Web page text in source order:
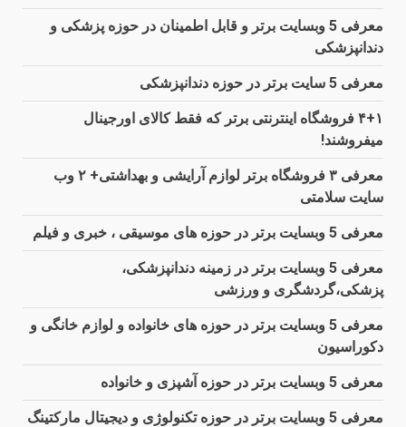
معرفی 5 وبسایت برتر و قابل اطمینان در حوزه پزشکی و
دندانپزشکی
معرفی 5 سایت برتر در حوزه دندانپزشکی
۴+۱ فروشگاه اینترنتی برتر که فقط کالای اورجینال
میفروشند!
معرفی ۳ فروشگاه برتر لوازم آرایشی و بهداشتی+ ۲ وب
سایت سلامتی
معرفی 5 وبسایت برتر در حوزه های موسیقی ، خبری و فیلم
معرفی 5 وبسایت برتر در زمینه دندانپزشکی،
پزشکی،گردشگری و ورزشی
معرفی 5 وبسایت برتر در حوزه های خانواده و لوازم خانگی و
دکوراسیون
معرفی 5 وبسایت برتر در حوزه آشپزی و خانواده
معرفی 5 وبسایت برتر در حوزه تکنولوژی و دیجیتال مارکتینگ